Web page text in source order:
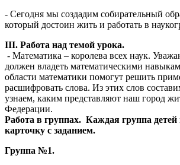
- Сегодня мы создадим собирательный
который достоин жить и работать в
III. Работа над темой урока.
- Математика – королева всех наук.
должен владеть математическими
области математики помогут решить
расшифровать слова. Из этих слов
узнаем, каким представляют наш город
Федерации.
Работа в группах. Каждая группа детей
карточку с заданием.
Группа №1.